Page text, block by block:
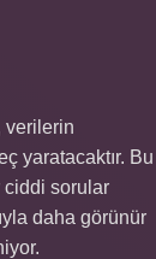
verilerin
yaratacaktır. Bu
ciddi sorular
daha görünür